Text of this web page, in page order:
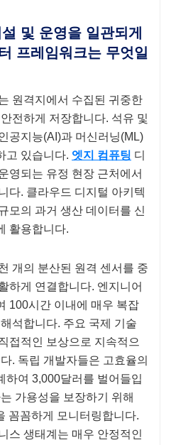
및 운영을 일관되게
프레임워크는 무엇일
원격지에서 수집된 귀중한
전하게 저장합니다. 석유 및
공지능(AI)과 머신러닝(ML)
고 있습니다. 엣지 컴퓨팅 디
영되는 유정 현장 근처에서
다. 클라우드 디지털 아키텍
모의 과거 생산 데이터를 신
활용합니다.
개의 분산된 원격 센서를 중
하게 연결합니다. 엔지니어
100시간 이내에 매우 복잡
석합니다. 주요 국제 기술
접적인 보상으로 지속적으
. 독립 개발자들은 고효율의
하여 3,000달러를 벌어들입
가용성을 보장하기 위해
꼼꼼하게 모니터링합니다.
스 생태계는 매우 안정적인